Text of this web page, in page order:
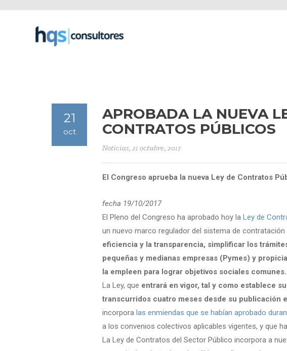
21
oct
APROBADA LA NUEVA
CONTRATOS PÚBLICOS
Noticias, 21 octubre, 2017
El Congreso aprueba la nueva Ley de Contratos
fecha 19/10/2017
El Pleno del Congreso ha aprobado hoy la Ley de
un nuevo marco regulador del sistema de contratación
eficiencia y la transparencia, simplificar los
pequeñas y medianas empresas (Pymes) y
la empleen para lograr objetivos sociales comunes.
La Ley, que entrará en vigor, tal y como establece
transcurridos cuatro meses desde su publicación
incorpora las enmiendas que se habían aprobado
a los convenios colectivos aplicables vigentes, y que
La Ley de Contratos del Sector Público incorpora a